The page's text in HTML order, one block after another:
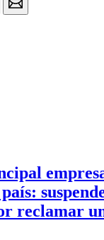
reclamar